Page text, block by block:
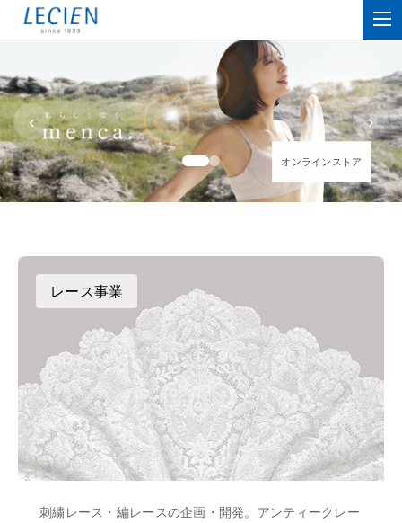
オンラインストア
オンラインストア
‹ ›
レース事業
刺繍レース・編レースの企画・開発。アンティークレー